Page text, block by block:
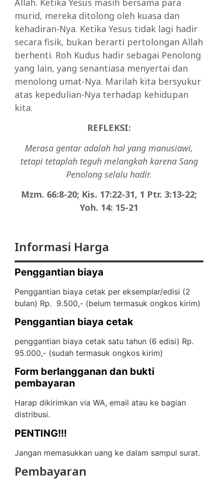
Allah. Ketika Yesus masih bersama para
murid, mereka ditolong oleh kuasa dan
kehadiran-Nya. Ketika Yesus tidak lagi hadir
secara fisik, bukan berarti pertolongan Allah
berhenti. Roh Kudus hadir sebagai Penolong
yang lain, yang senantiasa menyertai dan
menolong umat-Nya. Marilah kita bersyukur
atas kepedulian-Nya terhadap kehidupan
kita.
REFLEKSI:
Merasa gentar adalah hal yang manusiawi,
tetapi tetaplah teguh melangkah karena Sang
Penolong selalu hadir.
Mzm. 66:8-20; Kis. 17:22-31, 1 Ptr. 3:13-22;
Yoh. 14: 15-21
Informasi Harga
Penggantian biaya
Penggantian biaya cetak per eksemplar/edisi (2
bulan) Rp. 9.500,- (belum termasuk ongkos kirim)
Penggantian biaya cetak
penggantian biaya cetak satu tahun (6 edisi) Rp.
95.000,- (sudah termasuk ongkos kirim)
Form berlangganan dan bukti
pembayaran
Harap dikirimkan via WA, email atau ke bagian
distribusi.
PENTING!!!
Jangan memasukkan uang ke dalam sampul surat.
Pembayaran